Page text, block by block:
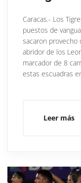
Caracas.- Los
puestos de
sacaron provecho
abridor de los
marcador de 8
estas escuadras
Leer más